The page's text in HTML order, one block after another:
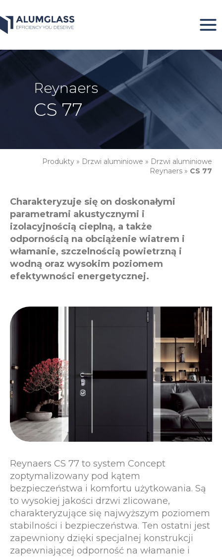
do
treści
Reynaers
CS 77
Produkty » Drzwi aluminiowe » Drzwi aluminiowe
Reynaers » CS 77
Charakteryzuje się on doskonałymi
parametrami akustycznymi i
izolacyjnością cieplną, a także
odpornością na obciążenie wiatrem i
włamanie, szczelnością powietrzną i
wodną oraz wysokim poziomem
efektywności energetycznej.
Reynaers CS 77 to system Concept
zoptymalizowany pod kątem
bezpieczeństwa i komfortu użytkowania. Są
to wysokiej jakości drzwi zlicowane,
charakteryzujące się najwyższym poziomem
stabilności i bezpieczeństwa. Ten ostatni jest
zapewniony dzięki specjalnej konstrukcji
zapewniającej odporność na włamanie i